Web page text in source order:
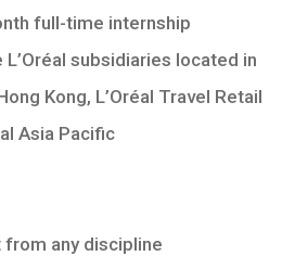
私人
貸款
貸款
Gui
de
理財
de
full-time internship
L’Oréal subsidiaries located in
Kong, L’Oréal Travel Retail
Asia Pacific
from any discipline